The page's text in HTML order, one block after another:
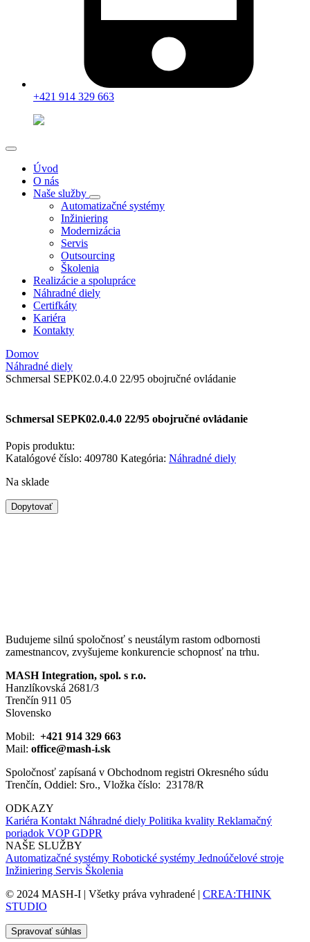
+421 914 329 663
Úvod
O nás
Naše služby
Automatizačné systémy
Inžiniering
Modernizácia
Servis
Outsourcing
Školenia
Realizácie a spolupráce
Náhradné diely
Certifkáty
Kariéra
Kontakty
Domov
Náhradné diely
Schmersal SEPK02.0.4.0 22/95 obojručné ovládanie
Schmersal SEPK02.0.4.0 22/95 obojručné ovládanie
Popis produktu:
Katalógové číslo: 409780 Kategória: Náhradné diely
Na sklade
množstvo
Schmersal
Dopytovať
Budujeme silnú spoločnosť s neustálym rastom odbornosti
zamestnancov, zvyšujeme konkurencie schopnosť na trhu.
MASH Integration, spol. s r.o.
Hanzlíkovská 2681/3
Trenčín 911 05
Slovensko
Mobil: +421 914 329 663
Mail: office@mash-i.sk
Spoločnosť zapísaná v Obchodnom registri Okresného súdu
Trenčín, Oddiel: Sro., Vložka číslo: 23178/R
ODKAZY
Kariéra Kontakt Náhradné diely Politika kvality Reklamačný
poriadok VOPGDPR
NAŠE SLUŽBY
Automatizačné systémy Robotické systémy Jednoúčelové stroje
Inžiniering Servis Školenia
© 2024 MASH-I | Všetky práva vyhradené | CREA:THINK
STUDIO
Spravovať súhlas